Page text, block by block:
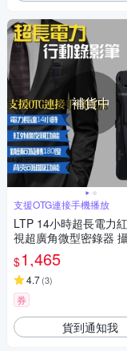
補貨中
支援OTG連接手機播放
LTP 14小時超長電力
視超廣角微型密錄器
孔
$1,465
4.7(3)
券
貨到通知我